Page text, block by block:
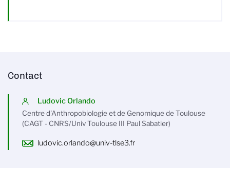
Contact
Ludovic Orlando
Centre d'Anthropobiologie et de Genomique de Toulouse
(CAGT - CNRS/Univ Toulouse III Paul Sabatier)
ludovic.orlando@univ-tlse3.fr